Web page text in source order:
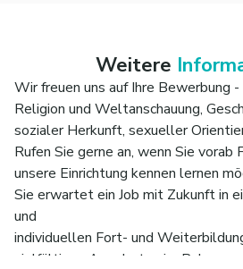
Weitere
Wir freuen uns auf Ihre Bewerbung -
Religion und Weltanschauung,
sozialer Herkunft, sexueller
Rufen Sie gerne an, wenn Sie vorab
unsere Einrichtung kennen lernen
Sie erwartet ein Job mit Zukunft in
und
individuellen Fort- und
vielfältigen Angeboten im Rahmen